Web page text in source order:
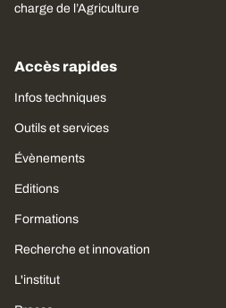
charge de l’Agriculture
Accès rapides
Infos techniques
Outils et services
Évènements
Editions
Formations
Recherche et innovation
L'institut